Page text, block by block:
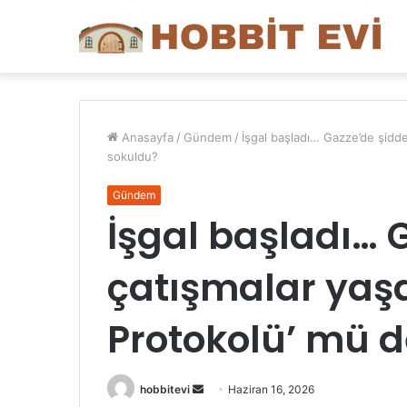
Anasayfa / Gündem / İşgal başladı… Gazze’de
sokuldu?
Gündem
İşgal başladı…
çatışmalar
Protokolü’ mü
hobbitevi
Bir
Haziran 16, 2026